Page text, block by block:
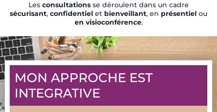
Les consultations se déroulent dans un cadre
sécurisant, confidentiel et bienveillant, en présentiel ou
en visioconférence.
MON APPROCHE EST
INTEGRATIVE